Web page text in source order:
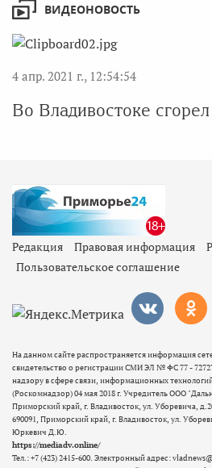
ВИДЕОНОВОСТЬ
4 апр. 2021 г., 12:54:54
Во Владивостоке
Редакция Правовая информация
Пользовательское соглашение
На данном сайте распространяется информация
свидетельство о регистрации СМИ ЭЛ № ФС 77 -
надзору в сфере связи, информационных
(Роскомнадзор) 04 мая 2018 г. Учредитель ООО
Приморский край, г. Владивосток, ул. Уборевича,
690091, Приморский край, г. Владивосток, ул.
Юркевич Д.Ю.
https://mediadv.online/
Тел.: +7 (423) 2415-600. Электронный адрес: